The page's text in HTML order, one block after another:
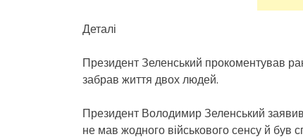
Деталі
Президент Зеленський прокоментував
забрав життя двох людей.
Президент Володимир Зеленський
не мав жодного військового сенсу й був